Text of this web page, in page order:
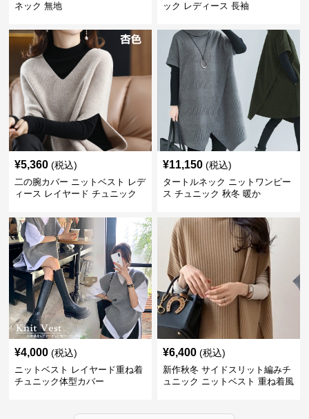
ネック 無地
ック レディース 長袖
¥5,360 (税込)
二の腕カバー ニットベスト レデ
ィース レイヤード チュニック
¥11,150 (税込)
タートルネック ニットワンピー
ス チュニック 秋冬 暖か
¥4,000 (税込)
ニットベスト レイヤード重ね着
チュニック体型カバー
¥6,400 (税込)
新作秋冬 サイドスリット編みチ
ュニック ニットベスト 重ね着風